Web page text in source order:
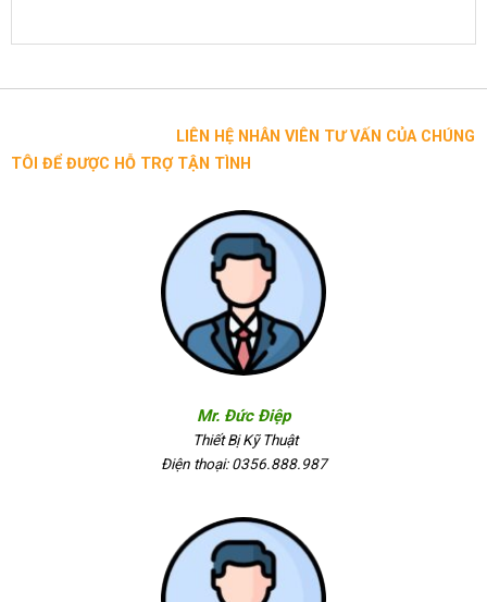
LIÊN HỆ NHÂN VIÊN TƯ VẤN CỦA CHÚNG
TÔI ĐỂ ĐƯỢC HỖ TRỢ TẬN TÌNH
Mr. Đức Điệp
Thiết Bị Kỹ Thuật
Điện thoại: 0356.888.987